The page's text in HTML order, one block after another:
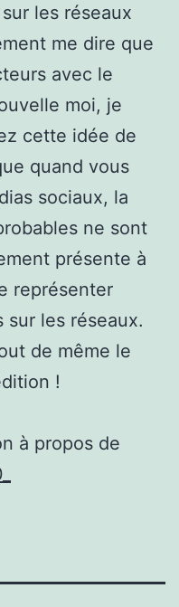
les réseaux
me dire que
avec le
moi, je
cette idée de
quand vous
sociaux, la
ne sont
présente à
représenter
les réseaux.
de même le
!
à propos de